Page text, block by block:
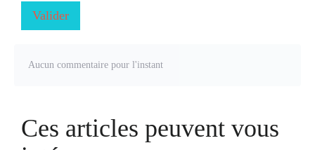
Valider
Aucun commentaire pour l'instant
Ces articles peuvent vous